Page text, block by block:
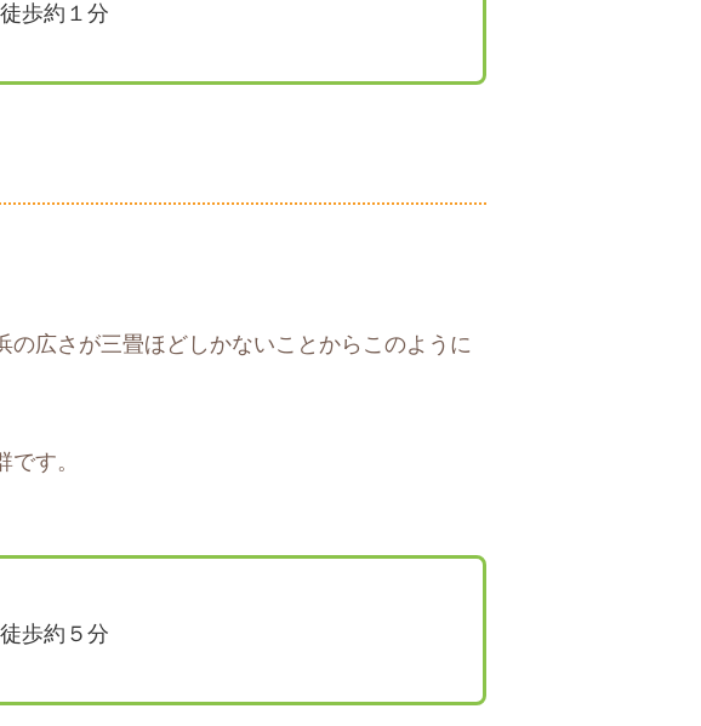
歩約１分
広さが三畳ほどしかないことからこのように
す。
歩約５分